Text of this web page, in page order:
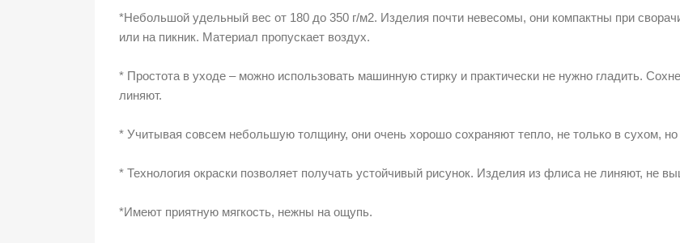
*Небольшой удельный вес от 180 до 350 г/м2. Изделия почти невесомы, они компактны при
или на пикник. Материал пропускает воздух.
* Простота в уходе – можно использовать машинную стирку и практически не нужно гладить.
линяют.
* Учитывая совсем небольшую толщину, они очень хорошо сохраняют тепло, не только в сухом,
* Технология окраски позволяет получать устойчивый рисунок. Изделия из флиса не линяют, не
*Имеют приятную мягкость, нежны на ощупь.